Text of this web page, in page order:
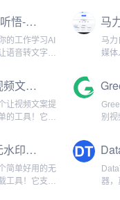
阿里通义听悟-智能学习工作助手
的工作学习AI
语音转文字变
设计，能快速
字，支持多种
件。我试过很
工具，通义听
马力
媒体
造
音频
量处
句无忧-视频文案提取与违禁词检测二合一工具
让视频文案提
的工具！它专
视频中提取文
、抖音、小红
。我试过好多
工具，句无忧
别
载
抖音
几
最棒
下载狗-无水印视频解析下载工具
简单好用的无
工具！它支持
器，
4K